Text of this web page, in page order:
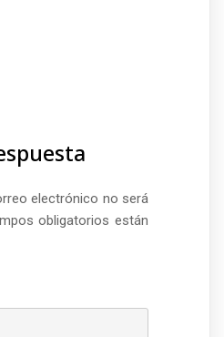
electrónico no será
obligatorios están